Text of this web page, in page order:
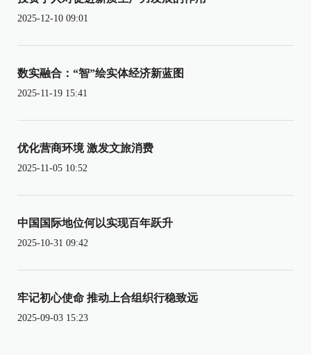
2025-12-10 09:01
数实融合：“智”绘实体经济新蓝图
2025-11-19 15:41
优化营商环境 激发文旅消费
2025-11-05 10:52
中国国际地位何以实现百年跃升
2025-10-31 09:42
牢记初心使命 推动上合组织行稳致远
2025-09-03 15:23